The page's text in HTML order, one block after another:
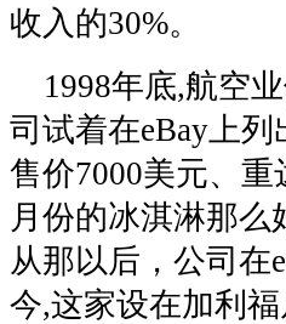
收入的30%。
1998年底,航空业
司试着在eBay上
售价7000美元、
月份的冰淇淋那
从那以后，公司在
今,这家设在加利